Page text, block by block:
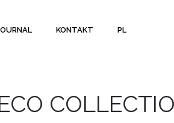
KONTAKT PL